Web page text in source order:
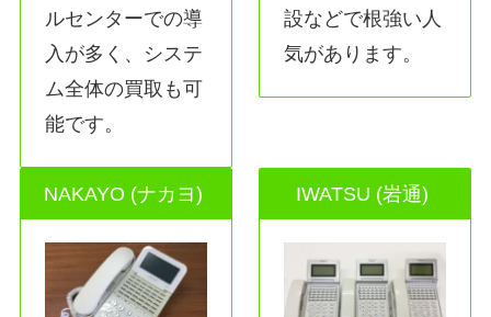
ルセンターでの導
入が多く、システ
ム全体の買取も可
能です。
設などで根強い人
気があります。
NAKAYO (ナカヨ) IWATSU (岩通)